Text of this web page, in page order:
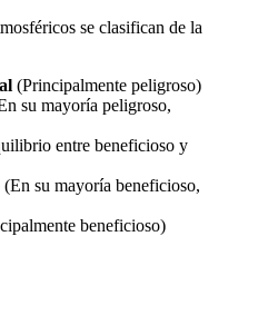
se clasifican de la
(Principalmente peligroso)
su mayoría peligroso,
entre beneficioso y
(En su mayoría beneficioso,
beneficioso)